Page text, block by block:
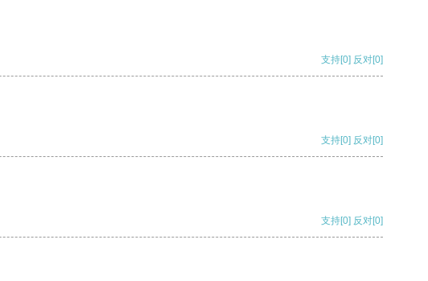
支持[0] 反对[0]
支持[0] 反对[0]
支持[0] 反对[0]